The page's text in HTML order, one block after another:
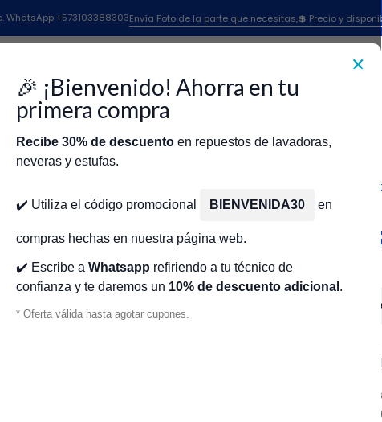
✕
🎉 ¡Bienvenido! Ahorra en tu
primera compra
Recibe 30% de descuento en repuestos de lavadoras,
neveras y estufas.
✔️ Utiliza el código promocional BIENVENIDA30 en
compras hechas en nuestra página web.
✔️ Escribe a Whatsapp refiriendo a tu técnico de
confianza y te daremos un 10% de descuento adicional .
* Oferta válida hasta agotar cupones.
WhatsApp +573103388303Envía Foto de la parte que necesitas,💲 Precio y
Electrolux Termostato Nevera Electrolux Termostato Limitador
Termostato
137515200
Agregar a la lista de
🔥
Mostrar stock de
Termostato Limitador Nevera
Repuestos para varios
Código Original: CR440076.